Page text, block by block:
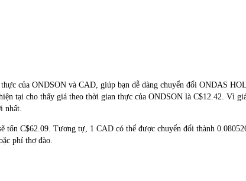
của ONDSON và CAD, giúp bạn dễ dàng chuyển đổi ONDAS
tại cho thấy giá theo thời gian thực của ONDSON là C$12.42. Vì
nhất.
tốn C$62.09. Tương tự, 1 CAD có thể được chuyển đổi thành
phí thợ đào.